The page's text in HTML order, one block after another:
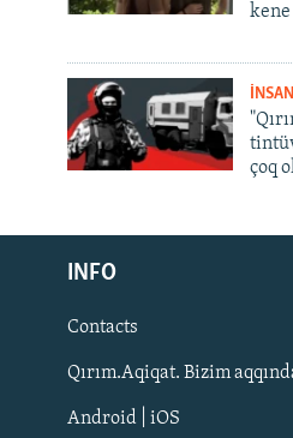
Русский
Українською
QOŞULIÑIZ!
çoq
INFO
Contacts
Qırım.Aqiqat. Bizim
Android | iOS